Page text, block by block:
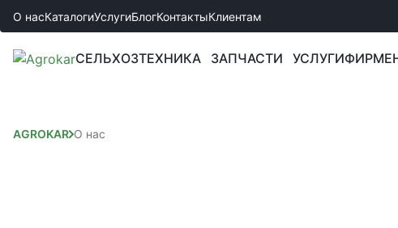
О насКаталогиУслугиБлогКонтактыКлиентам
СЕЛЬХОЗТЕХНИКА ЗАПЧАСТИ УСЛУГИ
AGROKAR О нас